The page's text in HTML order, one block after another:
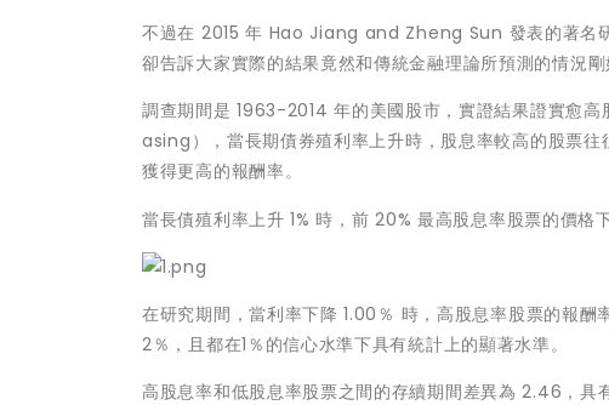
不過在 2015 年 Hao Jiang and Zheng Sun 發表的著
卻告訴大家實際的結果竟然和傳統金融理論所預測的情況
調查期間是 1963-2014 年的美國股市，實證結果證實愈
asing），當長期債券殖利率上升時，股息率較高的股票
獲得更高的報酬率。
當長債殖利率上升 1% 時，前 20% 最高股息率股票的價格
在研究期間，當利率下降 1.00％ 時，高股息率股票的報酬
2％，且都在1％的信心水準下具有統計上的顯著水準。
高股息率和低股息率股票之間的存續期間差異為 2.46，具